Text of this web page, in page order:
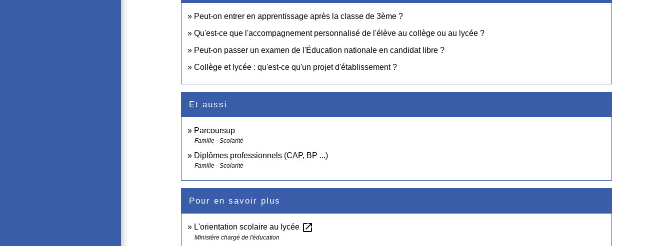
Peut-on entrer en apprentissage après la classe de 3ème ?
Qu'est-ce que l'accompagnement personnalisé de l'élève au collège ou au lycée ?
Peut-on passer un examen de l'Éducation nationale en candidat libre ?
Collège et lycée : qu'est-ce qu'un projet d'établissement ?
Et aussi
Parcoursup
Famille - Scolarité
Diplômes professionnels (CAP, BP ...)
Famille - Scolarité
Pour en savoir plus
L'orientation scolaire au lycée open_in_new
Ministère chargé de l'éducation